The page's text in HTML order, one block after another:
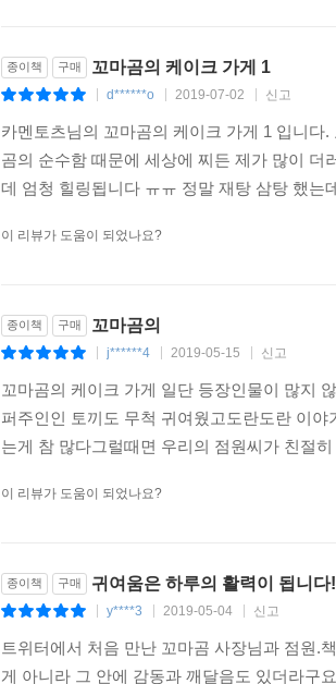
종이책 구매 꼬마곰의 케이크 가게 1
d******o 2019-07-02 신고
카멘토츠님의 꼬마곰의 케이크 가게 1 입니
곰의 순수함 때문에 세상에 찌든 제가 많이
데 엄청 힐링됩니다 ㅠㅠ 정말 재탕 삼탕 했
이 리뷰가 도움이 되었나요?
종이책 구매 꼬마곰의
j******4 2019-05-15 신고
꼬마곰의 케이크 가게 일단 등장인물이 많지
퍼주인인 토끼도 무척 귀여웠고도란도란 이
는게 참 많다그럴때면 우리의 점원씨가 친절
이 리뷰가 도움이 되었나요?
종이책 구매 귀여움은 하루의 활력이 됩니다!
y****3 2019-05-04 신고
트위터에서 처음 만난 꼬마곰 사장님과 점원.
게 아니라 그 안에 감동과 깨달음도 있더라구